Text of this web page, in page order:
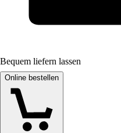
Bequem liefern lassen
Online bestellen